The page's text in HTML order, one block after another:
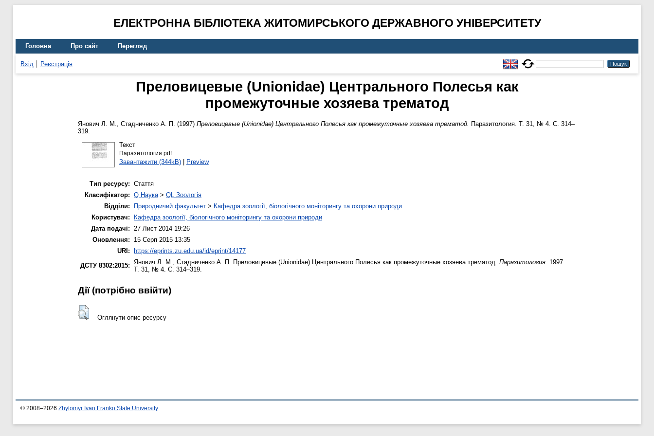
ЕЛЕКТРОННА БІБЛІОТЕКА ЖИТОМИРСЬКОГО ДЕРЖАВНОГО УНІВЕРСИТЕТУ
Головна Про сайт Перегляд
Вхід Реєстрація
Преловицевые (Unionidae) Центрального Полесья как
промежуточные хозяева трематод
Янович Л. М., Стадниченко А. П. (1997) Преловицевые (Unionidae) Центрального Полесья как промежуточные хозяева трематод. Паразитология. Т. 31, № 4. С. 314–
319.
Текст
Паразитология.pdf
Завантажити (344kB)| Preview
Тип ресурсу: Стаття
Класифікатор: Q Наука> QL Зоологія
Відділи:
Природничий факультет > Кафедра зоології, біологічного моніторингу та охорони природи
Користувач:
Кафедра зоології, біологічного моніторингу та охорони природи
Дата подачі: 27 Лист 2014 19:26
Оновлення:
15 Серп 2015 13:35
URI:
https://eprints.zu.edu.ua/id/eprint/14177
ДСТУ 8302:2015: Янович Л. М., Стадниченко А. П. Преловицевые (Unionidae) Центрального Полесья как промежуточные хозяева трематод. Паразитология. 1997.
Т. 31, № 4. С. 314–319.
Дії ​​(потрібно ввійти)
Оглянути опис ресурсу
© 2008–2026 Zhytomyr Ivan Franko State University